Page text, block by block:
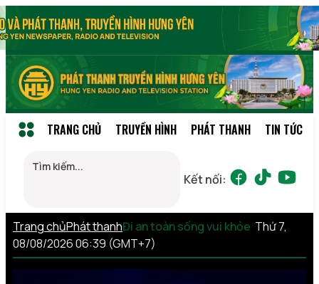
TRANG CHỦ TRUYỀN HÌNH PHÁT THANH TIN TỨC
Kết nối:
Trang chủPhát thanhĐi an toàn sống vui khỏe Thứ 7,
08/08/2026 06:39 (GMT+7)